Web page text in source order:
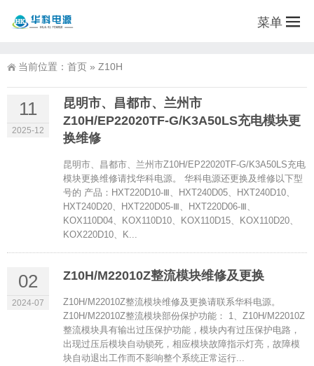
菜单
当前位置： 首页 » Z10H
11
2025-12
昆明市、昌都市、兰州市
Z10H/EP22020TF-G/K3A50LS充电模块更
换维修
昆明市、昌都市、兰州市Z10H/EP22020TF-G/K3A50LS充电
模块更换维修请找华科电源。 华科电源还更换及维修以下型
号的 产品：HXT220D10-Ⅲ、HXT240D05、HXT240D10、
HXT240D20、HXT220D05-Ⅲ、HXT220D06-Ⅲ、
KOX110D04、KOX110D10、KOX110D15、KOX110D20、
KOX220D10、K...
02
2024-07
Z10H/M22010Z整流模块维修及更换
Z10H/M22010Z整流模块维修及更换请联系华科电源。
Z10H/M22010Z整流模块部份保护功能： 1、Z10H/M22010Z
整流模块具有输出过压保护功能，模块内有过压保护电路，
出现过压后模块自动锁死，相应模块故障指示灯亮，故障模
块自动退出工作而不影响整个系统正常运行...